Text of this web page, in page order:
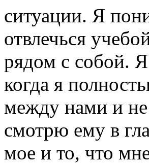
ситуации. Я
отвлечься
рядом с собой.
когда я
между нами и не
смотрю ему в
мое и то, что